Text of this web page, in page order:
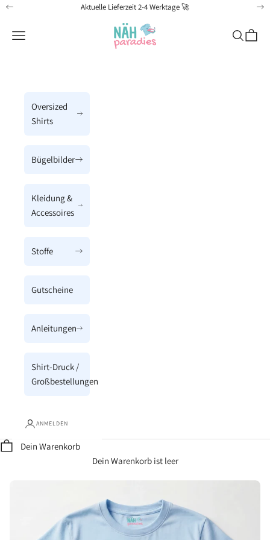
Zum Inhalt springen
Zurück Aktuelle Lieferzeit 2-4 Werktage 🚀 Vor
Näh-Paradies
Menü Suchen
Oversized
Shirts
Bügelbilder
Kleidung &
Accessoires
Stoffe
Gutscheine
Anleitungen
Shirt-Druck /
Großbestellungen
ANMELDEN
Dein Warenkorb
Dein Warenkorb ist leer